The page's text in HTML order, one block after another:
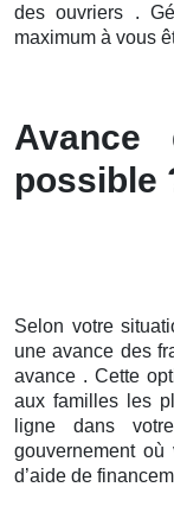
des ouvriers .
maximum à vous
possible
Selon votre
une avance des
avance . Cette
aux familles les
ligne dans
gouvernement
d’aide de